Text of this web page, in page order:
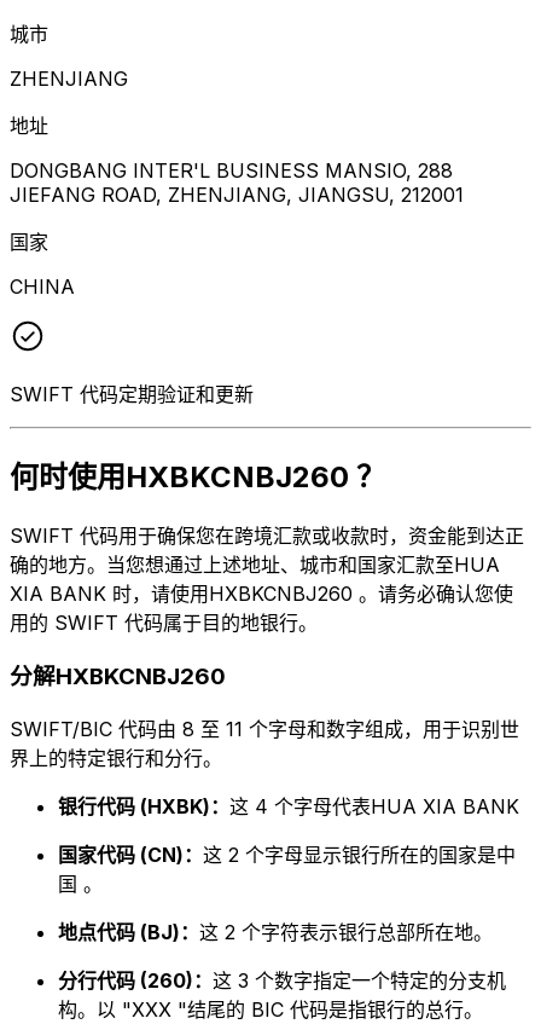
城市
ZHENJIANG
地址
DONGBANG INTER'L BUSINESS MANSIO, 288
JIEFANG ROAD, ZHENJIANG, JIANGSU, 212001
国家
CHINA
SWIFT 代码定期验证和更新
何时使用HXBKCNBJ260 ？
SWIFT 代码用于确保您在跨境汇款或收款时，资金能到达正
确的地方。当您想通过上述地址、城市和国家汇款至HUA
XIA BANK 时，请使用HXBKCNBJ260 。请务必确认您使
用的 SWIFT 代码属于目的地银行。
分解HXBKCNBJ260
SWIFT/BIC 代码由 8 至 11 个字母和数字组成，用于识别世
界上的特定银行和分行。
银行代码 (HXBK)： 这 4 个字母代表HUA XIA BANK
国家代码 (CN)： 这 2 个字母显示银行所在的国家是中
国 。
地点代码 (BJ)： 这 2 个字符表示银行总部所在地。
分行代码 (260)： 这 3 个数字指定一个特定的分支机
构。以 "XXX "结尾的 BIC 代码是指银行的总行。